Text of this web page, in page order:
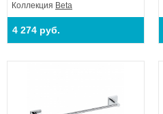
Коллекция Beta
4 274 руб.